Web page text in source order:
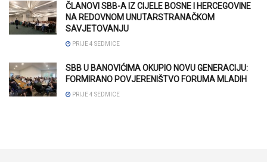
ČLANOVI SBB-A IZ CIJELE BOSNE I HERCEGOVINE
NA REDOVNOM UNUTARSTRANAČKOM
SAVJETOVANJU
PRIJE 4 SEDMICE
SBB U BANOVIĆIMA OKUPIO NOVU GENERACIJU:
FORMIRANO POVJERENIŠTVO FORUMA MLADIH
PRIJE 4 SEDMICE